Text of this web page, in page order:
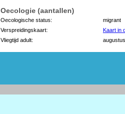
Oecologie (aantallen)
Oecologische status:
migrant
Verspreidingskaart:
Kaart in
Vliegtijd adult: